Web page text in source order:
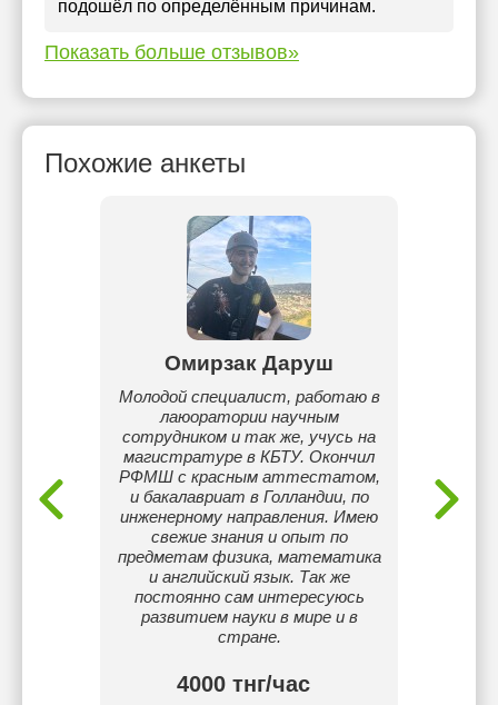
подошёл по определённым причинам.
Показать больше отзывов»
Похожие анкеты
Омирзак Даруш
Молодой специалист, работаю в
лаюоратории научным
сотрудником и так же, учусь на
магистратуре в КБТУ. Окончил
РФМШ с красным аттестатом,
и бакалавриат в Голландии, по
инженерному направления. Имею
свежие знания и опыт по
предметам физика, математика
и английский язык. Так же
постоянно сам интересуюсь
развитием науки в мире и в
стране.
4000 тнг/час